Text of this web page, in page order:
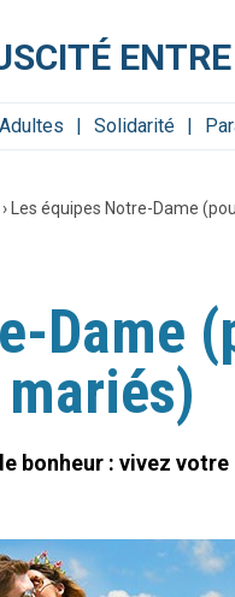
Adultes Solidarité
› Les équipes Notre-Dame
Dame
mariés)
bonheur : vivez